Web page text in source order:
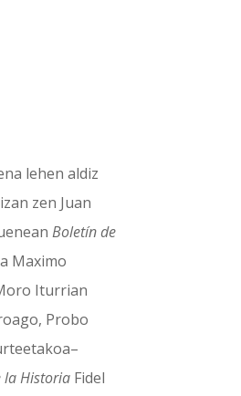
lehen aldiz
zen Juan
Boletín de
Maximo
Iturrian
Probo
la HistoriaFidel